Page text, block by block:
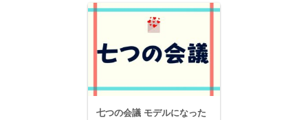
七つの会議 モデルになった